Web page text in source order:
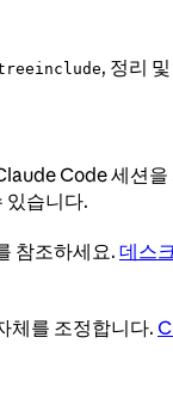
, 정리
Code 세션
있습니다.
참조하세요.데스
체를 조정합니다.